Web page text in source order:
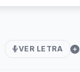
VER LETRA